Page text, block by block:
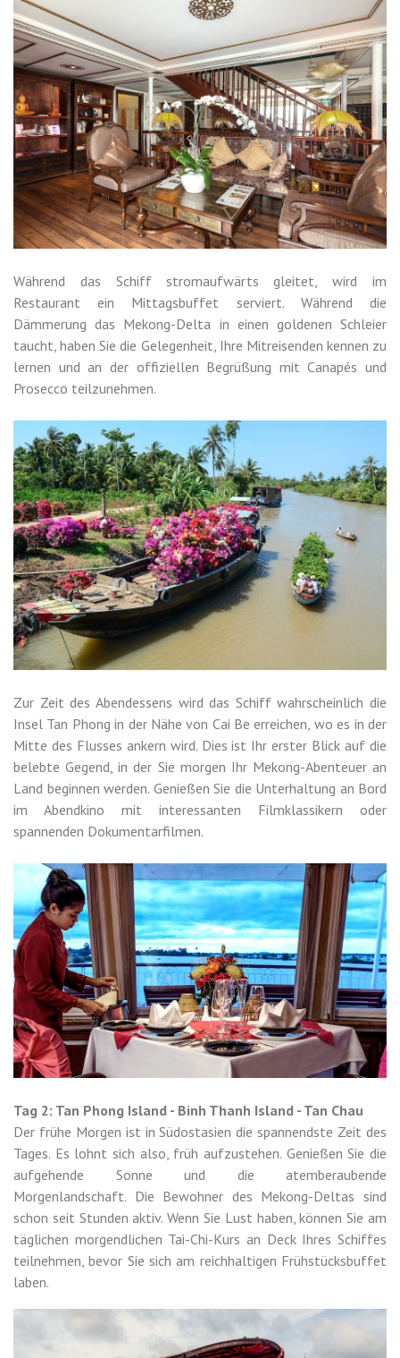
Während das Schiff stromaufwärts gleitet, wird im
Restaurant ein Mittagsbuffet serviert. Während die
Dämmerung das Mekong-Delta in einen goldenen Schleier
taucht, haben Sie die Gelegenheit, Ihre Mitreisenden kennen zu
lernen und an der offiziellen Begrüßung mit Canapés und
Prosecco teilzunehmen.
Zur Zeit des Abendessens wird das Schiff wahrscheinlich die
Insel Tan Phong in der Nähe von Cai Be erreichen, wo es in der
Mitte des Flusses ankern wird. Dies ist Ihr erster Blick auf die
belebte Gegend, in der Sie morgen Ihr Mekong-Abenteuer an
Land beginnen werden. Genießen Sie die Unterhaltung an Bord
im Abendkino mit interessanten Filmklassikern oder
spannenden Dokumentarfilmen.
Tag 2: Tan Phong Island - Binh Thanh Island - Tan Chau
Der frühe Morgen ist in Südostasien die spannendste Zeit des
Tages. Es lohnt sich also, früh aufzustehen. Genießen Sie die
aufgehende Sonne und die atemberaubende
Morgenlandschaft. Die Bewohner des Mekong-Deltas sind
schon seit Stunden aktiv. Wenn Sie Lust haben, können Sie am
täglichen morgendlichen Tai-Chi-Kurs an Deck Ihres Schiffes
teilnehmen, bevor Sie sich am reichhaltigen Frühstücksbuffet
laben.